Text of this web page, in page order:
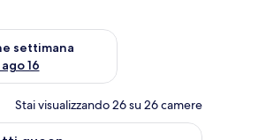
9
settimana
16
per il prossimo fine settimana, ago 14
Stai visualizzando 26 su 26 camere
e una pianta in vaso.
Un letto rifatto con cuscini bianchi e rossi,